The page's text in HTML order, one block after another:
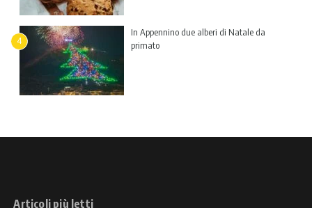
4
In Appennino due alberi di Natale da
primato
Articoli più letti